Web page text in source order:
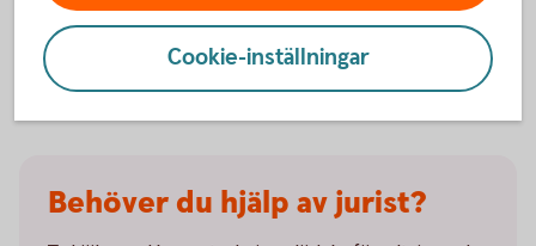
Behöver du hjälp av jurist?
Cookie-inställningar